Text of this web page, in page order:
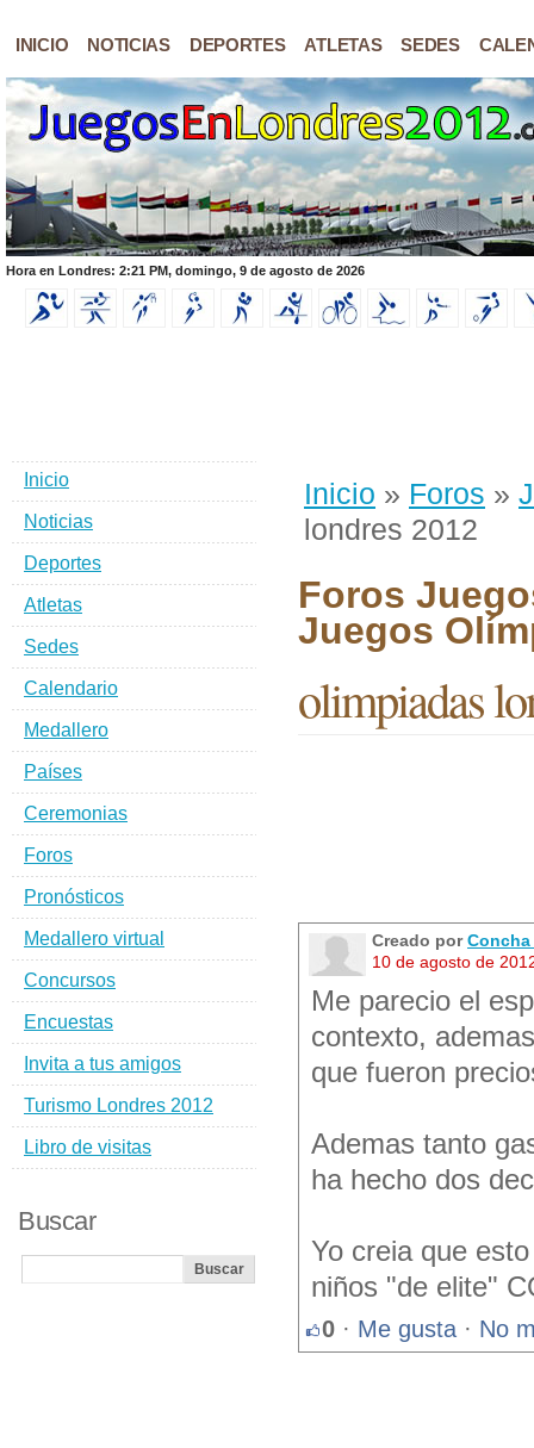
INICIO NOTICIAS DEPORTES ATLETAS SEDES
Hora en Londres: 2:21 PM, domingo, 9 de agosto de 2026
Inicio » Foros »
londres 2012
Foros
Juegos
olimpiadas
Creado por
10 de agosto de
Me parecio el
contexto,
que fueron
Ademas tanto
ha hecho dos
Yo creia que
niños "de elite"
0 · Me gusta · No
Inicio
Noticias
Deportes
Atletas
Sedes
Calendario
Medallero
Países
Ceremonias
Foros
Pronósticos
Medallero virtual
Concursos
Encuestas
Invita a tus amigos
Turismo Londres 2012
Libro de visitas
Buscar